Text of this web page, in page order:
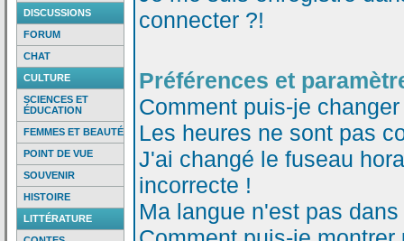
DISCUSSIONS
FORUM
CHAT
CULTURE
SCIENCES ET
ÉDUCATION
FEMMES ET BEAUTÉ
POINT DE VUE
SOUVENIR
HISTOIRE
LITTÉRATURE
connecter ?!
Préférences et
Comment puis-je
Les heures ne sont pas
J'ai changé le fuseau
incorrecte !
Ma langue n'est pas